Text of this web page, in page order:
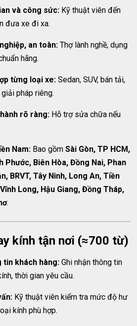
và công sức: Kỹ thuật viên đến
đưa xe đi xa.
an toàn: Thợ lành nghề, dụng
hãng.
từng loại xe: Sedan, SUV, bán tải,
pháp riêng.
rõ ràng: Hỗ trợ sửa chữa nếu
Nam: Bao gồmSài Gòn, TP HCM,
Phước, Biên Hòa, Đồng Nai, Phan
BRVT, Tây Ninh, Long An, Tiền
Long, Hậu Giang, Đồng Tháp,
.
kính tận nơi (≈700 từ)
tin khách hàng: Ghi nhận thông tin
thời gian yêu cầu.
Kỹ thuật viên kiểm tra mức độ hư
kính phù hợp.